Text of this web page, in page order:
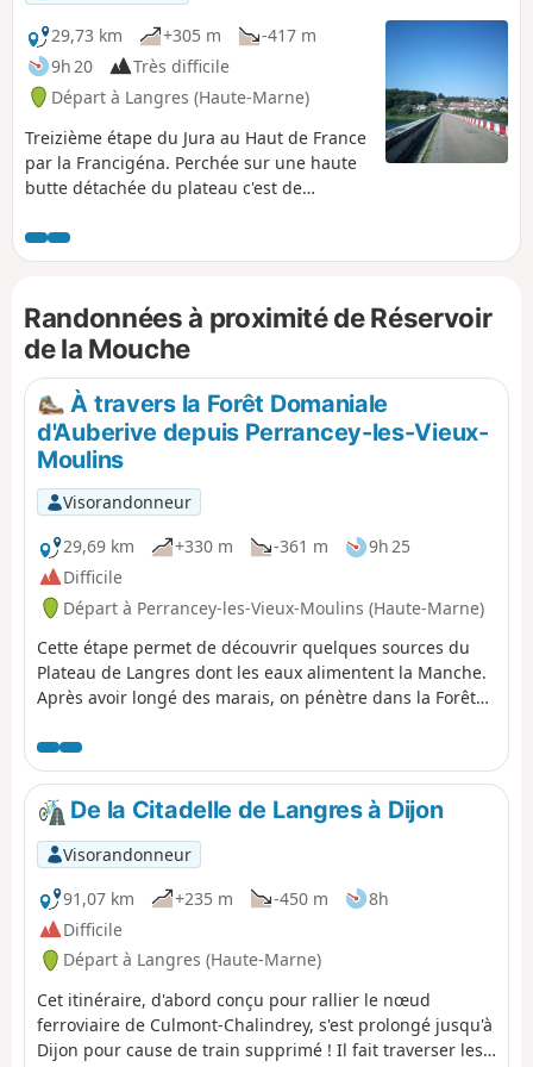
Francigéna et en partant de mon lieu de
résidence situé dans le Jura près de Saint-
Claude. Aujourd'hui, je peux affirmer que :
tous les chemins mènent également à
Bergues ! Via Francigena
29,73 km
+305 m
-417 m
9h 20
Très difficile
Départ à Langres (Haute-Marne)
Treizième étape du Jura au Haut de France
par la Francigéna. Perchée sur une haute
butte détachée du plateau c'est de
remparts, que cette étape débute pour
traverser le bassin versant de la Marne
nous longeons le joli Lac de la Mouche où
vous apprécierez l'ombre offerte par les
arbres qui l'entourent. En fin de parcours,
c'est par le Chemin des Templiers que
nous arrivons à Leffonds, village qui aurait
été créé par des religieux de Mormant.
Randonnées à proximité de Réservoir
de la Mouche
À travers la Forêt Domaniale
d'Auberive depuis Perrancey-les-Vieux-
Moulins
Visorandonneur
29,69 km
+330 m -361 m
9h 25
Difficile
Départ à Perrancey-les-Vieux-Moulins (Haute-Marne)
Cette étape permet de découvrir quelques sources du
Plateau de Langres dont les eaux alimentent la Manche.
Après avoir longé des marais, on pénètre dans la Forêt
Forêts. L'abbaye fondée par Saint-Bernard en 1132 nous
révèle ses secrets. Mais au fait, pourquoi Auberive ?
De la Citadelle de Langres à Dijon
Visorandonneur
91,07 km
+235 m -450 m
8h
Difficile
Départ à Langres (Haute-Marne)
Cet itinéraire, d'abord conçu pour rallier le nœud
ferroviaire de Culmont-Chalindrey, s'est prolongé jusqu'à
Dijon pour cause de train supprimé ! Il fait traverser les